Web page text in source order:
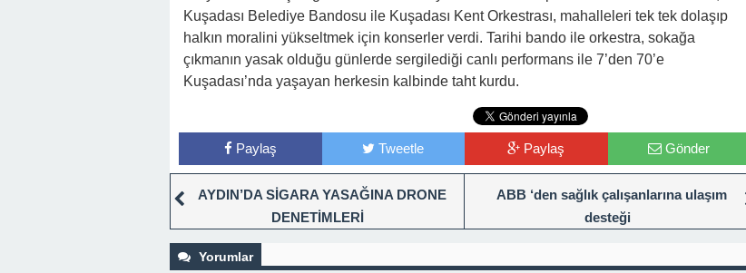
Kuşadası Belediye Bandosu ile Kuşadası Kent Orkestrası, mahalleleri tek tek dolaşıp
halkın moralini yükseltmek için konserler verdi. Tarihi bando ile orkestra, sokağa
çıkmanın yasak olduğu günlerde sergilediği canlı performans ile 7’den 70’e
Kuşadası’nda yaşayan herkesin kalbinde taht kurdu.
Paylaş Tweetle Paylaş Gönder
AYDIN’DA SİGARA YASAĞINA DRONE
DENETİMLERİ
ABB ‘den sağlık çalışanlarına ulaşım
desteği
Yorumlar